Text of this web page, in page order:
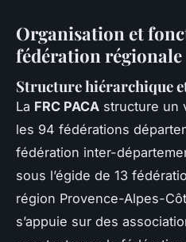
Organisation et
fédération régionale
Structure hiérarchique
La FRC PACA structure un
les 94 fédérations
fédération inter-
sous l’égide de 13
région Provence-Alpes-
s’appuie sur des